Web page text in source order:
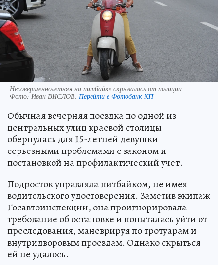
Несовершеннолетняя на питбайке скрывалась от полиции
Фото: Иван ВИСЛОВ. Перейти в Фотобанк КП
Обычная вечерняя поездка по одной из
центральных улиц краевой столицы
обернулась для 15-летней девушки
серьезными проблемами с законом и
постановкой на профилактический учет.
Подросток управляла питбайком, не имея
водительского удостоверения. Заметив экипаж
Госавтоинспекции, она проигнорировала
требование об остановке и попыталась уйти от
преследования, маневрируя по тротуарам и
внутридворовым проездам. Однако скрыться
ей не удалось.